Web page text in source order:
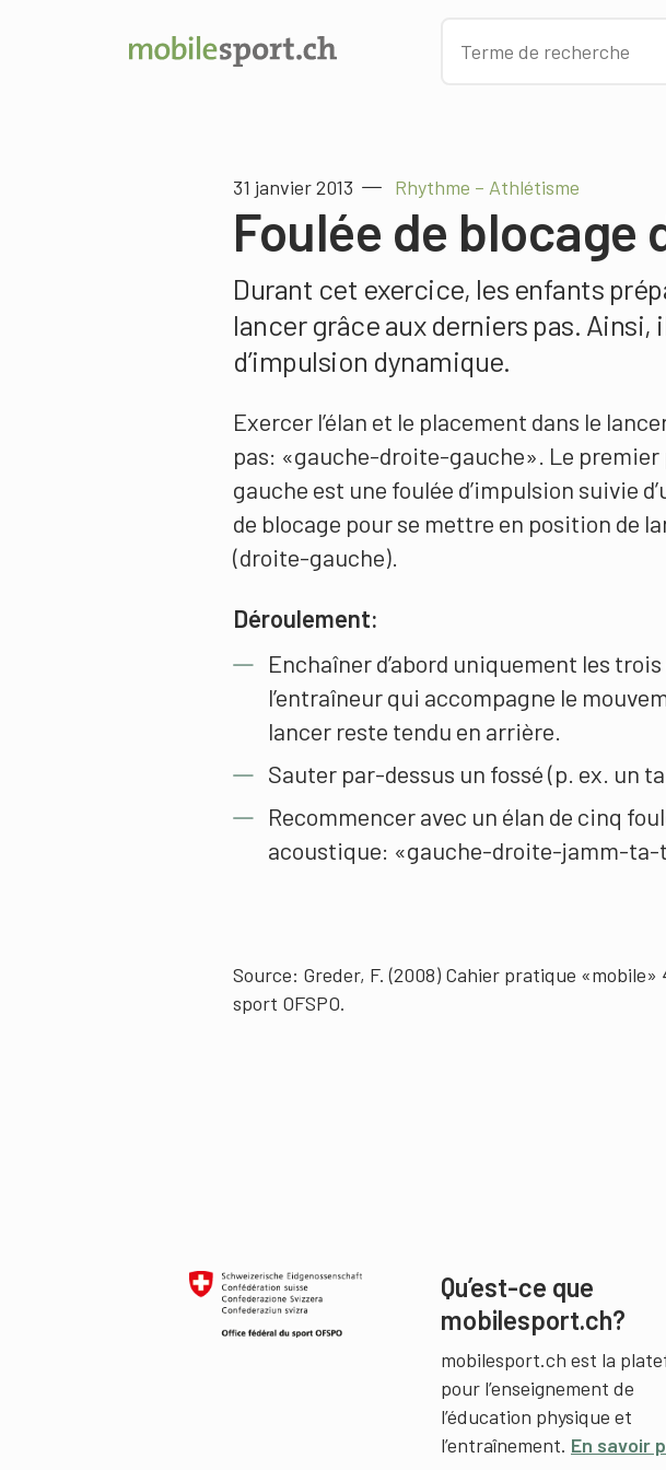
31 janvier 2013 Rhythme – Athlétisme
Foulée de blocage
Durant cet exercice, les enfants
lancer grâce aux derniers pas.
d’impulsion dynamique.
Exercer l’élan et le placement dans le
pas: «gauche-droite-gauche». Le premier
gauche est une foulée d’impulsion suivie
de blocage pour se mettre en position de
(droite-gauche).
Déroulement:
Enchaîner d’abord uniquement les
l’entraîneur qui accompagne le
lancer reste tendu en arrière.
Sauter par-dessus un fossé (p. ex. un
Recommencer avec un élan de cinq
acoustique: «gauche-droite-jamm-ta-
Source: Greder, F. (2008) Cahier pratique
sport OFSPO.
Qu’est-ce que
mobilesport.ch?
mobilesport.ch est la
pour l’enseignement de
l’éducation physique et
l’entraînement. En savoir